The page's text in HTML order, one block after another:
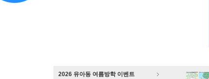
2026 유아동 여름방학 이벤트